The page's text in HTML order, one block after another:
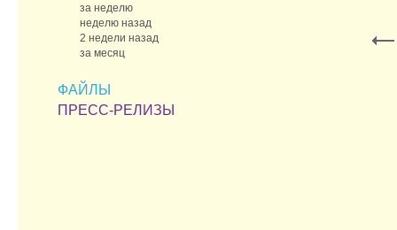
за неделю
неделю назад
2 недели назад
за месяц
ФАЙЛЫ
ПРЕСС-РЕЛИЗЫ